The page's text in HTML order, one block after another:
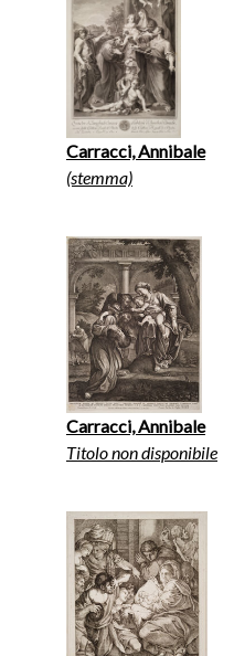
Carracci, Annibale
(stemma)
Carracci, Annibale
Titolo non disponibile